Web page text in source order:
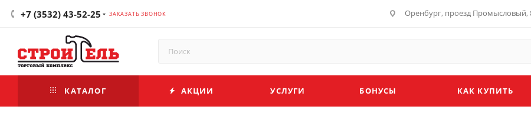
+7 (3532) 43-52-25 ЗАКАЗАТЬ ЗВОНОК Оренбург, проезд Промысловый,
КАТАЛОГ АКЦИИ УСЛУГИ БОНУСЫ КАК КУПИТЬ